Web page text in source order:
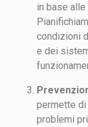
in base
condizioni
e dei
permette
problemi